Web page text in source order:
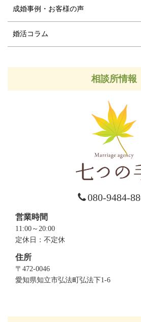
成婚事例・お客様の声
婚活コラム
相談所情報
080-9484-
営業時間
11:00～20:00
定休日：不定休
住所
〒472-0046
愛知県知立市弘法町弘法下1-6